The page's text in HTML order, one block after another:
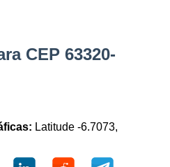
CEP 63320-
Latitude -6.7073,